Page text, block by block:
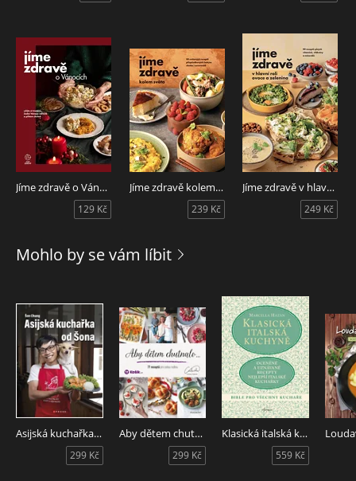
Jíme zdravě o Vánocích
129 Kč
Jíme zdravě kolem světa
239 Kč
Jíme zdravě v hlavní roli ovoce a zelenina
249 Kč
Mohlo by se vám líbit
Asijská kuchařka od Šona
299 Kč
Aby dětem chutnalo
299 Kč
Klasická italská kuchyně
559 Kč